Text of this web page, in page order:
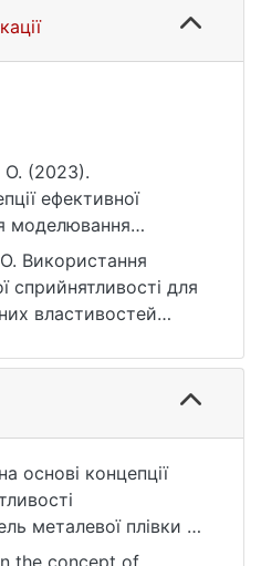
О. (2023).
ефективної
моделювання
металевих плівок
приповерхневим
робота, Київський
Використання
сприйнятливості для
властивостей
: кваліфікаційна
науки.
основі концепції
металевої плівки з
воднем.
the concept of